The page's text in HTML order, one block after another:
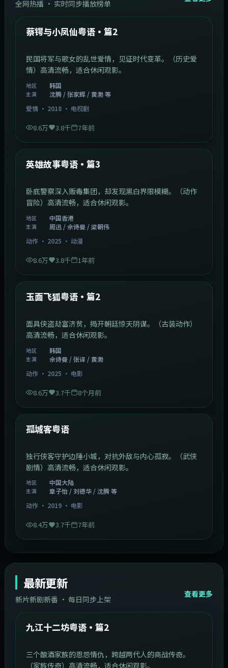
全网热播 · 实时同步播放榜单
热门
韩国 44:14
蔡锷与小凤仙粤语·篇2
民国将军与歌女的乱世爱情，见证时代变革。（历史爱
情）高清流畅，适合休闲观影。
地区 韩国
主演
沈腾 / 张家辉 / 黄渤 等
爱情· 2018· 电视剧
8.6万 3.8千 7年前
热门
英雄故事粤语·篇3
卧底警察深入贩毒集团，却发现黑白界限模糊。（动作
冒险）高清流畅，适合休闲观影。
地区 中国香港
主演
周迅 / 佘诗曼 / 梁朝伟
动作· 2025 · 动漫
8.6万 3.8千 1年前
热门
玉面飞狐粤语·篇2
面具侠盗劫富济贫，揭开朝廷惊天阴谋。（古装动作）
高清流畅，适合休闲观影。
地区 韩国
主演
佘诗曼 / 张译 / 黄渤
动作· 2025 · 电影
8.6万 3.7千 8个月前
热门
孤城客粤语
独行侠客守护边陲小城，对抗外敌与内心孤寂。（武侠
剧情）高清流畅，适合休闲观影。
地区 中国大陆
主演
章子怡 / 刘德华 / 沈腾 等
动作· 2019· 电影
8.4万 3.7千 7年前
最新更新
新片新剧新番 · 每日同步上架
查看更多
最新
中国大陆 1:20:26
九江十二坊粤语·篇2
三个酿酒家族的恩怨情仇，跨越两代人的商战传奇。
（家族传奇）高清流畅，适合休闲观影。